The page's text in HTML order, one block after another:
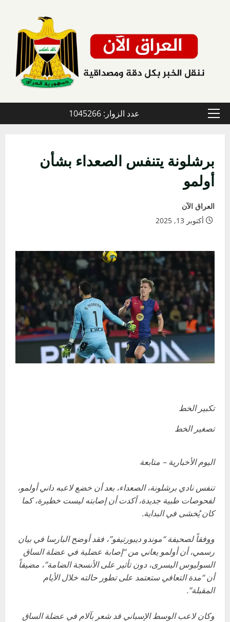
القائمة
عدد الزوار: 1045266
برشلونة يتنفس الصعداء بشأن
أولمو
العراق الآن
أكتوبر 13, 2025
تكبير الخط
تصغير الخط
اليوم الأخبارية – متابعة
تنفس نادي برشلونة، الصعداء، بعد أن خضع لاعبه داني أولمو،
لفحوصات طبية جديدة، أكدت أن إصابته ليست خطيرة، كما
كان يُخشى في البداية.
ووفقاً لصحيفة “موندو ديبورتيفو”، فقد أوضح البارسا في بيان
رسمي، أن أولمو يعاني من “إصابة عضلية في عضلة الساق
السوليوس اليسرى، دون تأثير على الأنسجة الضامة”، مضيفاً
أن “مدة التعافي ستعتمد على تطور حالته خلال الأيام
المقبلة”.
وكان لاعب الوسط الإسباني قد شعر بآلام في عضلة الساق